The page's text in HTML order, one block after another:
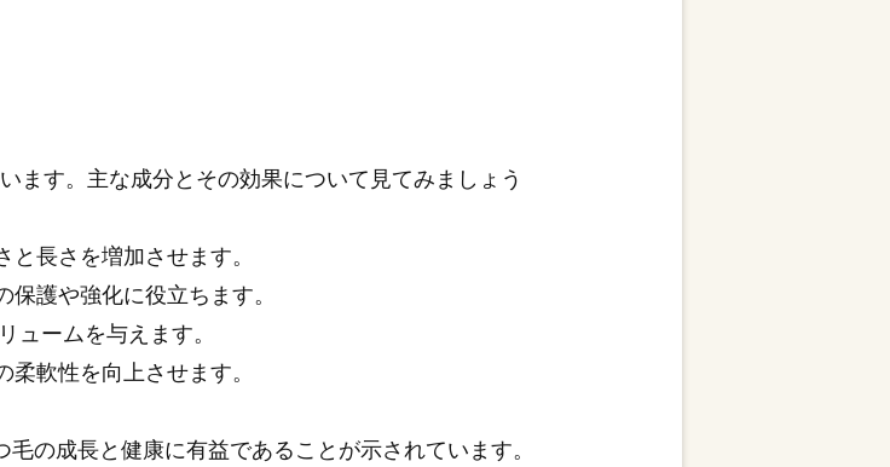
ます。主な成分とその効果について見てみましょう
長さを増加させます。
護や強化に役立ちます。
ュームを与えます。
軟性を向上させます。
の成長と健康に有益であることが示されています。